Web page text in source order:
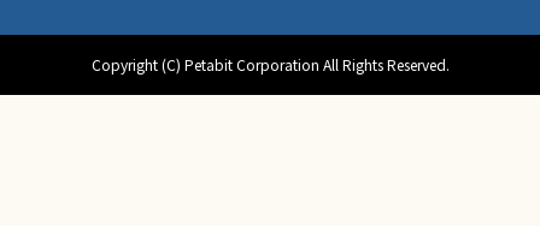
Copyright (C) Petabit Corporation All Rights Reserved.